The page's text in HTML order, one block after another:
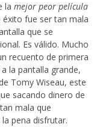
la mejor peor película
éxito fue ser tan mala
que se
Es válido. Mucho
recuento de primera
la pantalla grande,
Tomy Wiseau, este
sacando dinero de
mala que
pena disfrutar.